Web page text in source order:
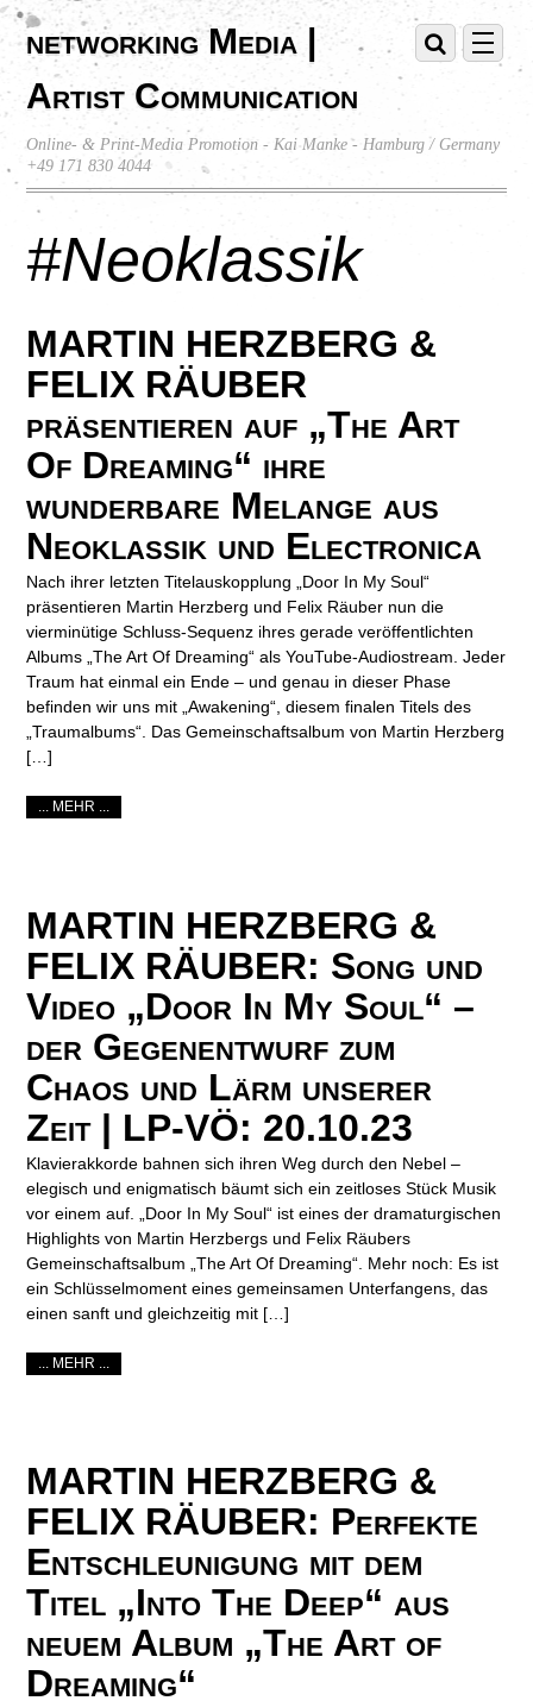
networking Media |
Artist Communication
Online- & Print-Media Promotion - Kai Manke - Hamburg / Germany
+49 171 830 4044
#Neoklassik
MARTIN HERZBERG &
FELIX RÄUBER
präsentieren auf „The Art
Of Dreaming“ ihre
wunderbare Melange aus
Neoklassik und Electronica
Nach ihrer letzten Titelauskopplung „Door In My Soul“
präsentieren Martin Herzberg und Felix Räuber nun die
vierminütige Schluss-Sequenz ihres gerade veröffentlichten
Albums „The Art Of Dreaming“ als YouTube-Audiostream. Jeder
Traum hat einmal ein Ende – und genau in dieser Phase
befinden wir uns mit „Awakening“, diesem finalen Titels des
„Traumalbums“. Das Gemeinschaftsalbum von Martin Herzberg
[…]
... MEHR ...
MARTIN HERZBERG &
FELIX RÄUBER: Song und
Video „Door In My Soul“ –
der Gegenentwurf zum
Chaos und Lärm unserer
Zeit | LP-VÖ: 20.10.23
Klavierakkorde bahnen sich ihren Weg durch den Nebel –
elegisch und enigmatisch bäumt sich ein zeitloses Stück Musik
vor einem auf. „Door In My Soul“ ist eines der dramaturgischen
Highlights von Martin Herzbergs und Felix Räubers
Gemeinschaftsalbum „The Art Of Dreaming“. Mehr noch: Es ist
ein Schlüsselmoment eines gemeinsamen Unterfangens, das
einen sanft und gleichzeitig mit […]
... MEHR ...
MARTIN HERZBERG &
FELIX RÄUBER: Perfekte
Entschleunigung mit dem
Titel „Into The Deep“ aus
neuem Album „The Art of
Dreaming“